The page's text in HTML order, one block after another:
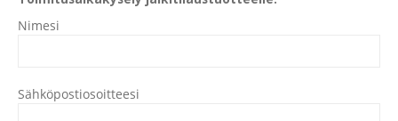
Nimesi
Sähköpostiosoitteesi